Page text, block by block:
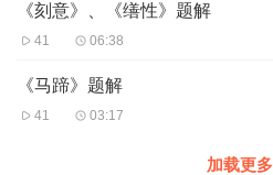
《刻意》、《缮性》题解
41 06:38
《马蹄》题解
41 03:17
加载更多